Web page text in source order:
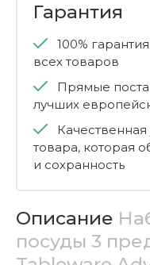
Гарантия
100%
всех товаров
Прямые
лучших
Качественная
товара, которая
и сохранность
Описание
посуды 3